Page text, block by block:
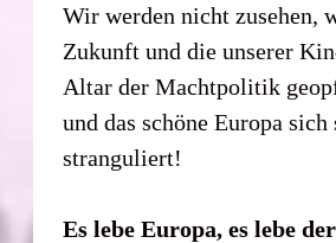
Wir werden nicht zusehen,
Zukunft und die unserer
Altar der Machtpolitik
und das schöne Europa sich
stranguliert!
Es lebe Europa, es lebe